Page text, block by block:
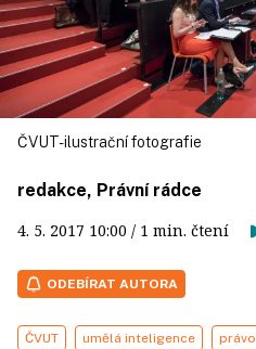
ČVUT- ilustrační fotografie
redakce, Právní rádce
4. 5. 2017 10:00 / 1 min. čtení
ODEBÍRAT AUTORA
ČVUT umělá inteligence právo